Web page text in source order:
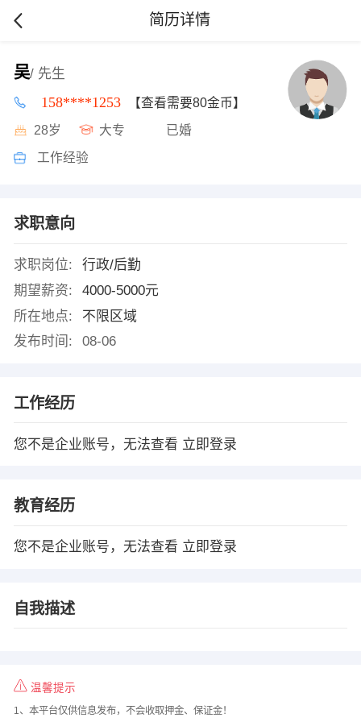
简历详情
吴/ 先生
158****1253 【查看需要80金币】
28岁 大专 已婚
工作经验
求职意向
求职岗位:
行政/后勤
期望薪资:
4000-5000元
所在地点:
不限区域
发布时间:
08-06
工作经历
您不是企业账号，无法查看 立即登录
教育经历
您不是企业账号，无法查看 立即登录
自我描述
温馨提示
1、本平台仅供信息发布，不会收取押金、保证金！